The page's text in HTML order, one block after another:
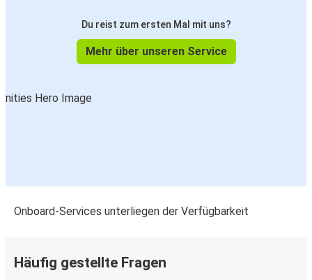
Aachen
Lille
Aachen
Lille
Du reist zum ersten Mal mit uns?
Mehr über unseren Service
Onboard-Services unterliegen der Verfügbarkeit
Häufig gestellte Fragen